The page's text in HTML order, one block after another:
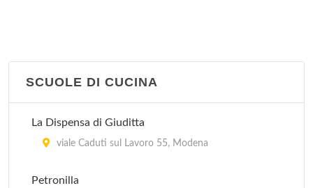
SCUOLE DI CUCINA
La Dispensa di Giuditta
viale Caduti sul Lavoro 55, Modena
Petronilla